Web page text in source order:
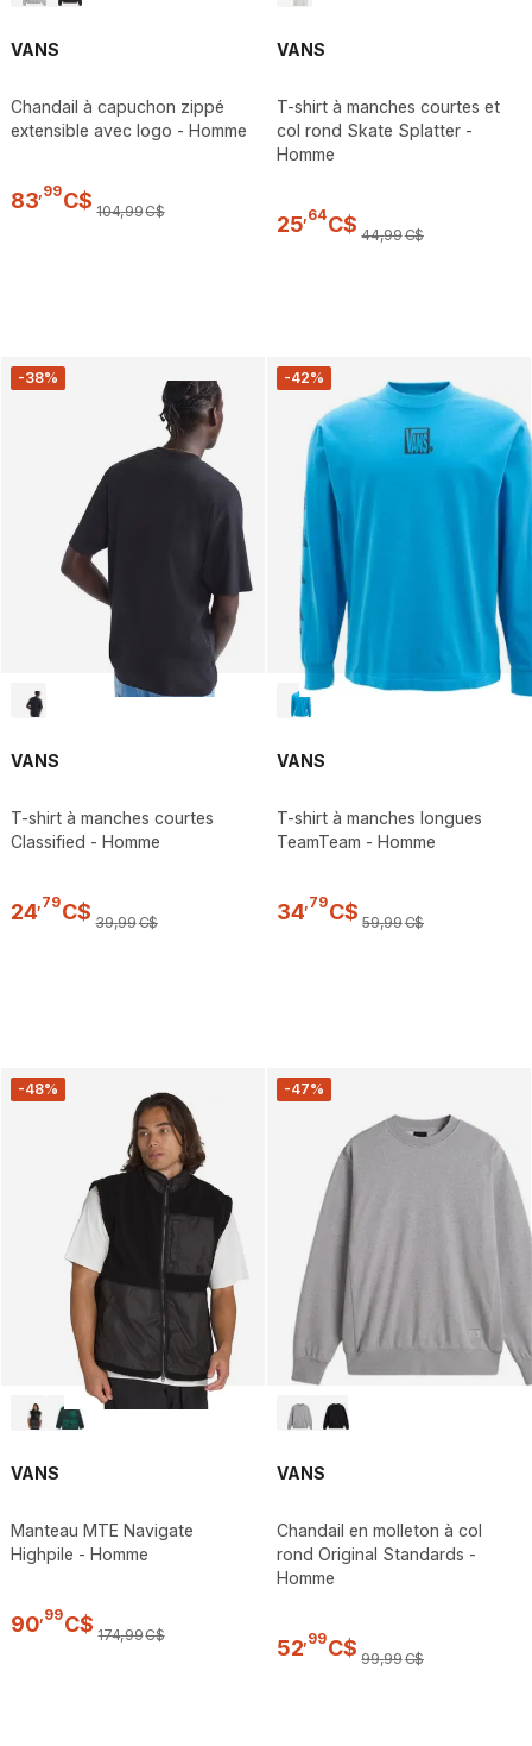
VANS
Chandail à capuchon zippé
extensible avec logo - Homme
83 99C$ 104,99C$
VANS
T-shirt à manches courtes et
col rond Skate Splatter -
Homme
25 64C$ 44,99C$
-38%
VANS
T-shirt à manches courtes
Classified - Homme
24,79C$ 39,99C$
-42%
VANS
T-shirt à manches longues
TeamTeam - Homme
34,79C$ 59,99C$
-48%
VANS
Manteau MTE Navigate
Highpile - Homme
90 99C$ 174,99C$
-47%
VANS
Chandail en molleton à col
rond Original Standards -
Homme
52 99C$ 99,99C$